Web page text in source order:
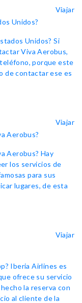
Viajar
Unidos?
Unidos? Si
Viva Aerobus,
porque este
de contactar ese es
Viajar
Aerobus?
Aerobus? Hay
los servicios de
para sus
lugares, de esta
Viajar
Iberia Airlines es
ofrece su servicio
la reserva con
al cliente de la